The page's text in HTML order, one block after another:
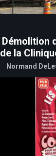
Démolition
de la
Normand